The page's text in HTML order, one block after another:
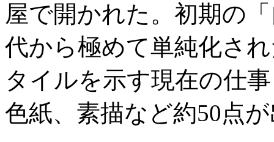
屋で開かれた。初期の
代から極めて単純化さ
タイルを示す現在の仕
色紙、素描など約50点